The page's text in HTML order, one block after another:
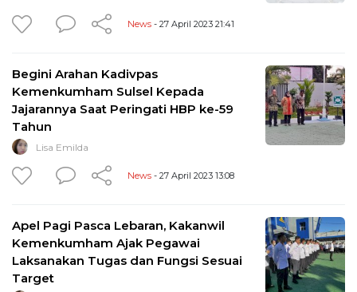
News - 27 April 2023 21:41
Begini Arahan Kadivpas
Kemenkumham Sulsel Kepada
Jajarannya Saat Peringati HBP ke-59
Tahun
Lisa Emilda
News - 27 April 2023 13:08
Apel Pagi Pasca Lebaran, Kakanwil
Kemenkumham Ajak Pegawai
Laksanakan Tugas dan Fungsi Sesuai
Target